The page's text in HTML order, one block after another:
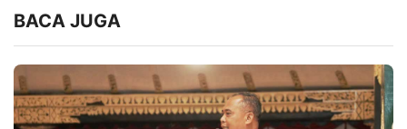
BACA JUGA